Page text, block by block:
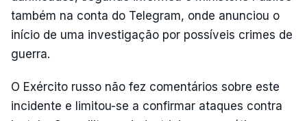
também na conta do Telegram, onde anunciou o
início de uma investigação por possíveis crimes de
guerra.
O Exército russo não fez comentários sobre este
incidente e limitou-se a confirmar ataques contra